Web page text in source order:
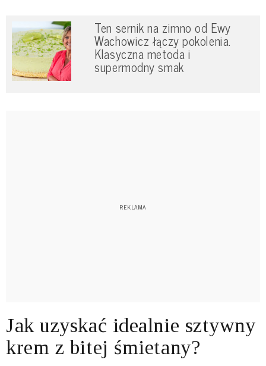
Ten sernik na zimno od Ewy
Wachowicz łączy pokolenia.
Klasyczna metoda i
supermodny smak
Jak uzyskać idealnie sztywny
krem z bitej śmietany?